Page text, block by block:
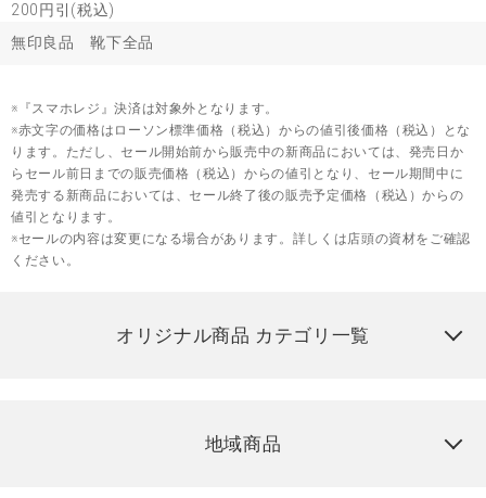
200円引(税込)
無印良品 靴下全品
※『スマホレジ』決済は対象外となります。
※赤文字の価格はローソン標準価格（税込）からの値引後価格（税込）とな
ります。ただし、セール開始前から販売中の新商品においては、発売日か
らセール前日までの販売価格（税込）からの値引となり、セール期間中に
発売する新商品においては、セール終了後の販売予定価格（税込）からの
値引となります。
※セールの内容は変更になる場合があります。詳しくは店頭の資材をご確認
ください。
オリジナル商品 カテゴリ一覧
地域商品